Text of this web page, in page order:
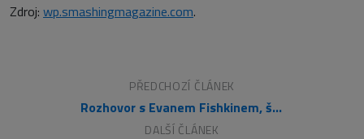
Zdroj: wp.smashingmagazine.com.
PŘEDCHOZÍ ČLÁNEK
Rozhovor s Evanem Fishkinem, šéfem SEO v Microsoftu
DALŠÍ ČLÁNEK